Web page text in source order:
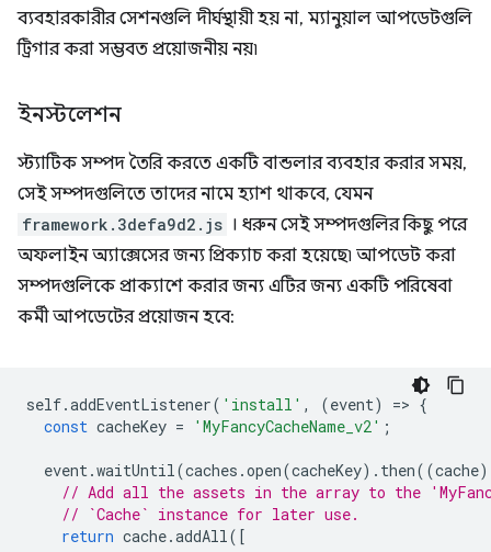
ব্যবহারকারীর সেশনগুলি দীর্ঘস্থায়ী হয় না, ম্যানুয়াল আপডেটগুলি
ট্রিগার করা সম্ভবত প্রয়োজনীয় নয়৷
ইনস্টলেশন
স্ট্যাটিক সম্পদ তৈরি করতে একটি বান্ডলার ব্যবহার করার সময়,
সেই সম্পদগুলিতে তাদের নামে হ্যাশ থাকবে, যেমন
framework.3defa9d2.js । ধরুন সেই সম্পদগুলির কিছু পরে
অফলাইন অ্যাক্সেসের জন্য প্রিক্যাচ করা হয়েছে৷ আপডেট করা
সম্পদগুলিকে প্রাক্যাশে করার জন্য এটির জন্য একটি পরিষেবা
কর্মী আপডেটের প্রয়োজন হবে:
self.addEventListener( 'install' , (event) => {
const cacheKey = 'MyFancyCacheName_v2' ;
event.waitUntil(caches .open(cacheKey). then((cache)
// Add all the assets in the array to the
// `Cache` instance for later use.
return cache.addAll([